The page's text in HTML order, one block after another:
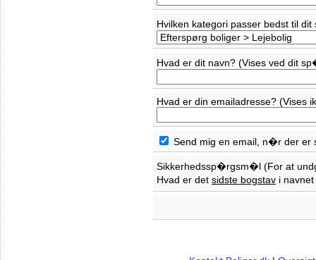
Hvilken kategori passer bedst til
Hvad er dit navn? (Vises ved dit
Hvad er din emailadresse? (Vises
Send mig en email, n�r der
Sikkerhedssp�rgsm�l (For at
Hvad er det sidste bogstav i